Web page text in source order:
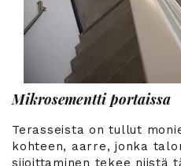
Mikrosementti portaissa
Terasseista on tullut
kohteen, aarre, jonka